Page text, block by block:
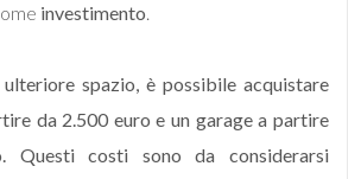
investimento.
spazio, è possibile acquistare
da 2.500 euro e un garage a partire
Questi costi sono da considerarsi